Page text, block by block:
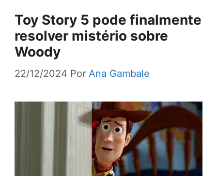
Toy Story 5 pode finalmente
resolver mistério sobre
Woody
22/12/2024 Por Ana Gambale